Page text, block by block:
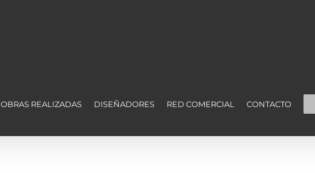
OBRAS REALIZADAS DISEÑADORES RED COMERCIAL CONTACTO